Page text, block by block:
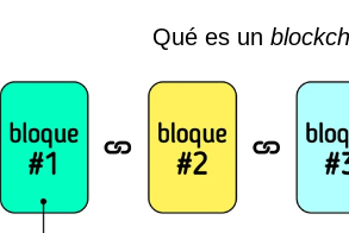
Qué es un